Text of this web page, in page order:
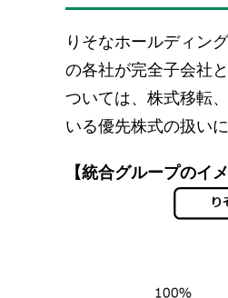
りそなホールディン
の各社が完全子会社
ついては、株式移転
いる優先株式の扱い
【統合グループのイメ